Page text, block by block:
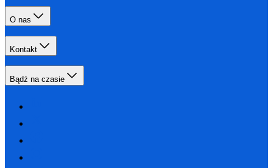
O nas
Kontakt
Bądź na czasie